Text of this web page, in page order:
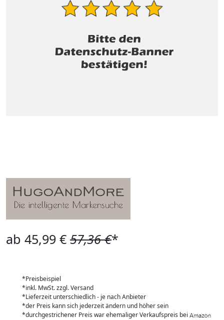
ab 45,99 € 57,36 €*
*Preisbeispiel
*inkl. MwSt. zzgl. Versand
*Lieferzeit unterschiedlich - je nach Anbieter
*der Preis kann sich jederzeit ändern und höher sein
*durchgestrichener Preis war ehemaliger Verkaufspreis bei